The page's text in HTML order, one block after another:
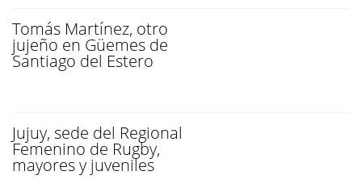
Tomás Martínez, otro
jujeño en Güemes de
Santiago del Estero
Jujuy, sede del Regional
Femenino de Rugby,
mayores y juveniles